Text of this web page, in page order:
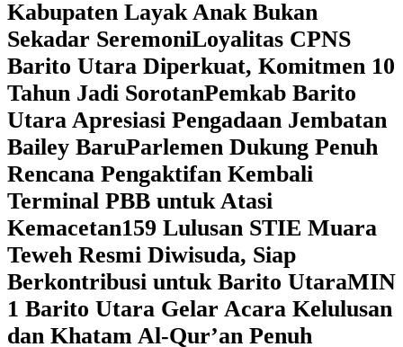
Kabupaten Layak Anak Bukan
Sekadar SeremoniLoyalitas CPNS
Barito Utara Diperkuat, Komitmen 10
Tahun Jadi SorotanPemkab Barito
Utara Apresiasi Pengadaan Jembatan
Bailey BaruParlemen Dukung Penuh
Rencana Pengaktifan Kembali
Terminal PBB untuk Atasi
Kemacetan159 Lulusan STIE Muara
Teweh Resmi Diwisuda, Siap
Berkontribusi untuk Barito UtaraMIN
1 Barito Utara Gelar Acara Kelulusan
dan Khatam Al-Qur’an Penuh